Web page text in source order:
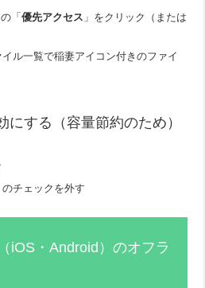
「優先アクセス 」をクリック（または
ル一覧で稲妻アイコン付きのファイ
にする（容量節約のため）
のチェックを外す
iOS・Android）のオフラ